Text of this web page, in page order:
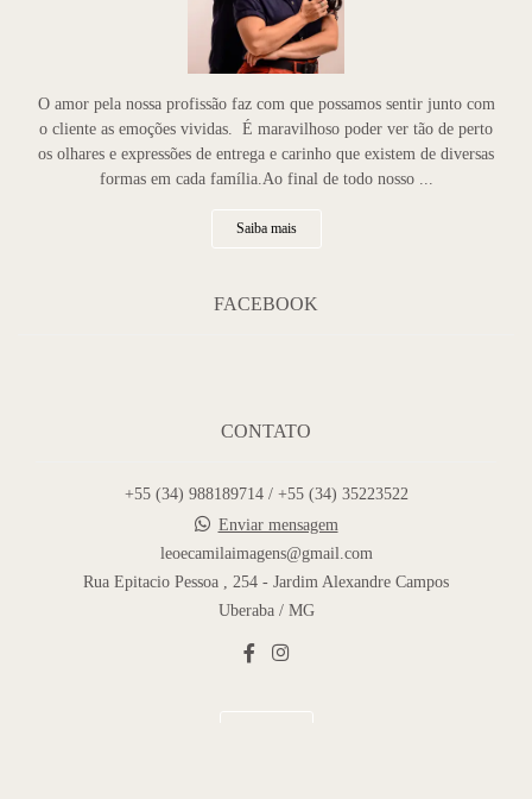
O amor pela nossa profissão faz com que possamos sentir junto com
o cliente as emoções vividas. É maravilhoso poder ver tão de perto
os olhares e expressões de entrega e carinho que existem de diversas
formas em cada família.Ao final de todo nosso ...
Saiba mais
FACEBOOK
CONTATO
+55 (34) 988189714 / +55 (34) 35223522
Enviar mensagem
leoecamilaimagens@gmail.com
Rua Epitacio Pessoa , 254 - Jardim Alexandre Campos
Uberaba / MG